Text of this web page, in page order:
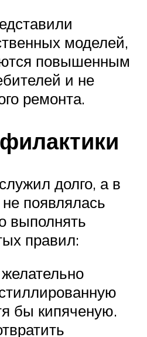
моделей,
повышенным
и не
ремонта.
долго, а в
появлялась
выполнять
правил:
бы кипяченую.